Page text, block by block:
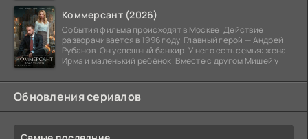
Коммерсант (2026)
События фильма происходят в Москве. Действие
разворачивается в 1996 году. Главный герой — Андрей
Рубанов. Он успешный банкир. У него есть семья: жена
Ирма и маленький ребёнок. Вместе с другом Мишей у
Обновления сериалов